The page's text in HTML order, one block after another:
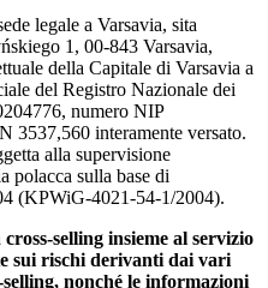
legale a Varsavia, sita
1, 00-843 Varsavia,
della Capitale di Varsavia a
del Registro Nazionale dei
numero NIP
3537,560 interamente versato.
alla supervisione
polacca sulla base di
(KPWiG-4021-54-1/2004).
selling insieme al servizio
sui rischi derivanti dai vari
nonché le informazioni